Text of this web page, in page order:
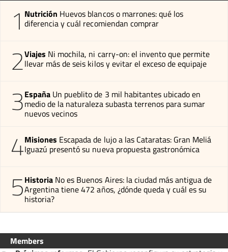
1 Nutrición Huevos blancos o marrones: qué los
diferencia y cuál recomiendan comprar
2Viajes Ni mochila, ni carry-on: el invento que permite
llevar más de seis kilos y evitar el exceso de equipaje
3España Un pueblito de 3 mil habitantes ubicado en
medio de la naturaleza subasta terrenos para sumar
nuevos vecinos
4Misiones Escapada de lujo a las Cataratas: Gran Meliá
Iguazú presentó su nueva propuesta gastronómica
5Historia No es Buenos Aires: la ciudad más antigua de
Argentina tiene 472 años, ¿dónde queda y cuál es su
historia?
Members